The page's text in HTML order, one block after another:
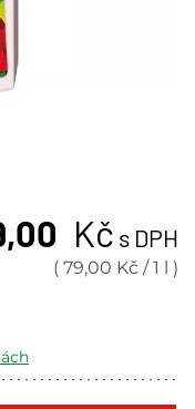
Kč s DPH
( 79,00 Kč /1 l )